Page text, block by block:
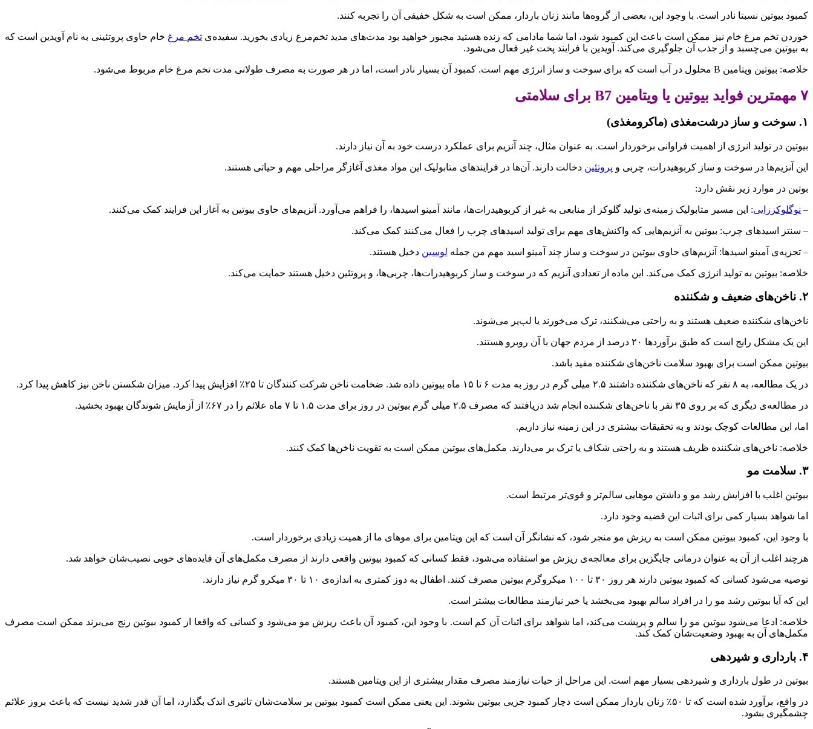
کمبود بیوتین نسبتا نادر است. با وجود این، بعضی از گروه‌ها مانند زنان باردار، ممکن است به شکل خفیفی آن را تجربه کنند.
خوردن تخم مرغ خام نیز ممکن است باعث این کمبود شود، اما شما مادامی که زنده هستید مجبور خواهید بود مدت‌های مدید تخم‌مرغ‌ زیادی بخورید. سفیده‌ی تخم مرغ خام حاوی پروتئینی به نام آویدین است که
به بیوتین می‌چسبد و از جذب آن جلوگیری می‌کند. آویدین با فرایند پخت غیر فعال می‌شود.
خلاصه: بیوتین ویتامین B محلول در آب است که برای سوخت و ساز انرژی مهم است. کمبود آن بسیار نادر است، اما در هر صورت به مصرف طولانی مدت تخم مرغ خام مربوط می‌شود.
۷ مهمترین فواید بیوتین یا ویتامین B7 برای سلامتی
۱. سوخت و ساز درشت‌مغذی (ماکرومغذی)
بیوتین در تولید انرژی از اهمیت فراوانی برخوردار است. به عنوان مثال، چند آنزیم برای عملکرد درست خود به آن نیاز دارند.
این آنزیم‌ها در سوخت و ساز کربوهیدرات، چربی و پروتئین دخالت دارند. آن‌ها در فرایندهای متابولیک این مواد مغذی آغازگر مراحلی مهم و حیاتی هستند.
بوتین در موارد زیر نقش دارد:
– نوگلوکززایی: این مسیر متابولیک زمینه‌ی تولید گلوکز از منابعی به غیر از کربوهیدرات‌ها، مانند آمینو اسیدها، را فراهم می‌آورد. آنزیم‌های حاوی بیوتین به آغاز این فرایند کمک می‌کنند.
– سنتز اسیدهای چرب: بیوتین به آنزیم‌هایی که واکنش‌های مهم برای تولید اسیدهای چرب را فعال می‌کنند کمک می‌کند.
– تجزیه‌ی آمینو اسیدها: آنزیم‌های حاوی بیوتین در سوخت و ساز چند آمینو اسید مهم من جمله لوسین دخیل هستند.
خلاصه: بیوتین به تولید انرژی کمک می‌کند. این ماده از تعدادی آنزیم که در سوخت و ساز کربوهیدرات‌ها، چربی‌ها، و پروتئین دخیل هستند حمایت می‌کند.
۲. ناخن‌های ضعیف و شکننده
ناخن‌های شکننده ضعیف هستند و به راحتی می‌شکنند، ترک می‌خورند یا لب‌پر می‌شوند.
این یک مشکل رایج است که طبق برآوردها ۲۰ درصد از مردم جهان با آن روبرو هستند.
بیوتین ممکن است برای بهبود سلامت ناخن‌های شکننده مفید باشد.
در یک مطالعه، به ۸ نفر که ناخن‌های شکننده داشتند ۲.۵ میلی گرم در روز به مدت ۶ تا ۱۵ ماه بیوتین داده شد. ضخامت ناخن شرکت‌ کنندگان تا ۲۵٪ افزایش پیدا کرد. میزان شکستن ناخن نیز کاهش پیدا کرد.
در مطالعه‌ی دیگری که بر روی ۳۵ نفر با ناخن‌های شکننده انجام شد دریافتند که مصرف ۲.۵ میلی گرم بیوتین در روز برای مدت ۱.۵ تا ۷ ماه علائم را در ۶۷٪ از آزمایش شوندگان بهبود بخشید.
اما، این مطالعات کوچک بودند و به تحقیقات بیشتری در این زمینه نیاز داریم.
خلاصه: ناخن‌های شکننده ظریف هستند و به راحتی شکاف یا ترک بر می‌دارند. مکمل‌های بیوتین ممکن است به تقویت ناخن‌ها کمک کنند.
۳. سلامت مو
بیوتین اغلب با افزایش رشد مو و داشتن موهایی سالم‌تر و قوی‌تر مرتبط است.
اما شواهد بسیار کمی برای اثبات این قضیه وجود دارد.
با وجود این، کمبود بیوتین ممکن است به ریزش مو منجر شود، که نشانگر آن است که این ویتامین برای موهای ما از همیت زیادی برخوردار است.
هرچند اغلب از آن به عنوان درمانی جایگزین برای معالجه‌ی ریزش مو استفاده می‌شود، فقط کسانی که کمبود بیوتین واقعی دارند از مصرف مکمل‌های آن فایده‌های خوبی نصیب‌شان خواهد شد.
توصیه می‌شود کسانی که کمبود بیوتین دارند هر روز ۳۰ تا ۱۰۰ میکروگرم بیوتین مصرف کنند. اطفال به دوز کمتری به اندازه‌ی ۱۰ تا ۳۰ میکرو گرم نیاز دارند.
این که آیا بیوتین رشد مو را در افراد سالم بهبود می‌بخشد یا خیر نیازمند مطالعات بیشتر است.
خلاصه: ادعا می‌شود بیوتین مو را سالم و پرپشت می‌کند، اما شواهد برای اثبات آن کم است. با وجود این، کمبود آن باعث ریزش مو می‌شود و کسانی که واقعا از کمبود بیوتین رنج می‌برند ممکن است مصرف
مکمل‌های آن به بهبود وضعیت‌شان کمک کند.
۴. بارداری و شیردهی
بیوتین در طول بارداری و شیردهی بسیار مهم است. این مراحل از حیات نیازمند مصرف مقدار بیشتری از این ویتامین هستند.
در واقع، برآورد شده است که تا ۵۰٪ زنان باردار ممکن است دچار کمبود جزیی بیوتین بشوند. این یعنی ممکن است کمبود بیوتین بر سلامت‌شان تاثیری اندک بگذارد، اما آن قدر شدید نیست که باعث بروز علائم
چشمگیری بشود.